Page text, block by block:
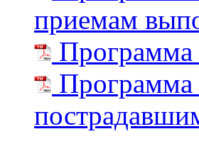
приемам
Программа
Программа